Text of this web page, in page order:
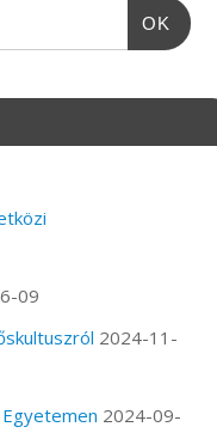
OK
09
2024-11-
2024-09-